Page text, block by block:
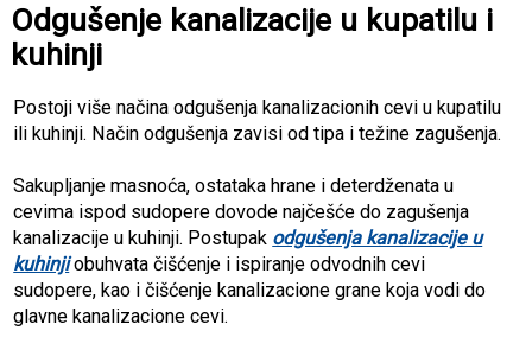
Odgušenje kanalizacije u kupatilu i
kuhinji
Postoji više načina odgušenja kanalizacionih cevi u kupatilu
ili kuhinji. Način odgušenja zavisi od tipa i težine zagušenja.
Sakupljanje masnoća, ostataka hrane i deterdženata u
cevima ispod sudopere dovode najčešće do zagušenja
kanalizacije u kuhinji. Postupak odgušenja kanalizacije u
kuhinjiobuhvata čišćenje i ispiranje odvodnih cevi
sudopere, kao i čišćenje kanalizacione grane koja vodi do
glavne kanalizacione cevi.